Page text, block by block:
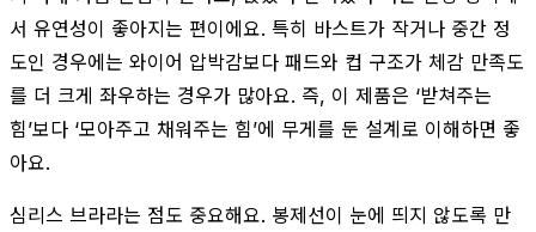
서 유연성이 좋아지는 편이에요. 특히 바스트가 작거나 중간 정
도인 경우에는 와이어 압박감보다 패드와 컵 구조가 체감 만족도
를 더 크게 좌우하는 경우가 많아요. 즉, 이 제품은 ‘받쳐주는
힘’보다 ‘모아주고 채워주는 힘’에 무게를 둔 설계로 이해하면 좋
아요.
심리스 브라라는 점도 중요해요. 봉제선이 눈에 띄지 않도록 만